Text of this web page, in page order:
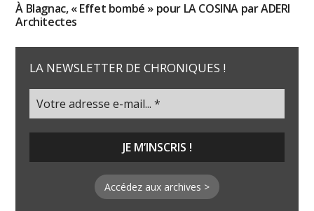
À Blagnac, « Effet bombé » pour LA COSINA par ADERI
Architectes
LA NEWSLETTER DE CHRONIQUES !
Accédez aux archives >